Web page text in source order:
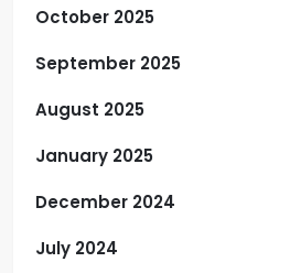
October 2025
September 2025
August 2025
January 2025
December 2024
July 2024